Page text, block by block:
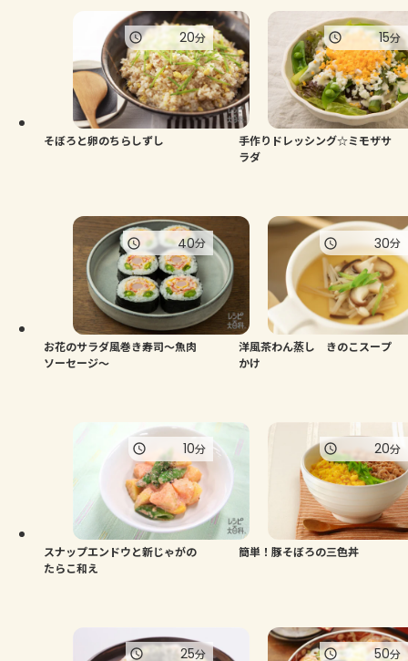
そぼろと卵のちらしずし
20分
手作りドレッシング☆ミモザサ
ラダ
15分
お花のサラダ風巻き寿司～魚肉
ソーセージ～
40分
洋風茶わん蒸し きのこスープ
かけ
30分
スナップエンドウと新じゃがの
たらこ和え
10分
簡単！豚そぼろの三色丼
20分
25分 50分